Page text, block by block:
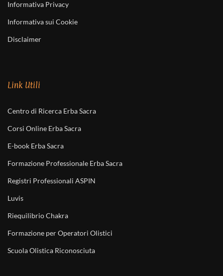
Informativa Privacy
Informativa sui Cookie
Disclaimer
Link Utili
Centro di Ricerca Erba Sacra
Corsi Online Erba Sacra
E-book Erba Sacra
Formazione Professionale Erba Sacra
Registri Professionali ASPIN
Luvis
Riequilibrio Chakra
Formazione per Operatori Olistici
Scuola Olistica Riconosciuta